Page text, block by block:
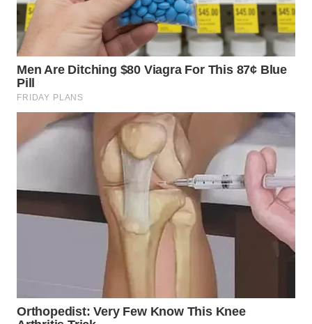
LESUNG
KARO
WN
SIMALUNGUN
TAPANULI
WN